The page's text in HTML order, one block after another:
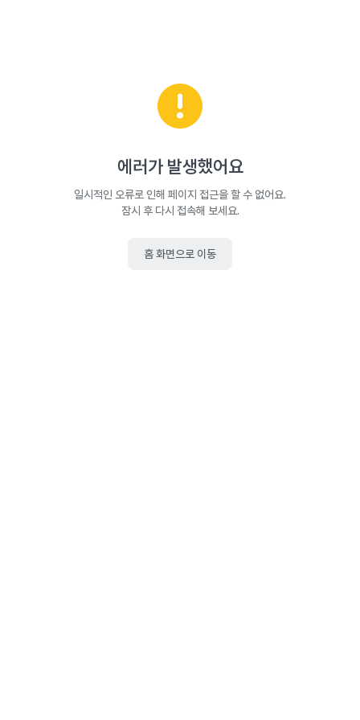
에러가 발생했어요
일시적인 오류로 인해 페이지 접근을 할 수 없어요.
잠시 후 다시 접속해 보세요.
홈 화면으로 이동